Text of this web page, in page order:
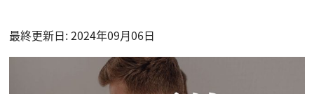
最終更新日: 2024年09月06日